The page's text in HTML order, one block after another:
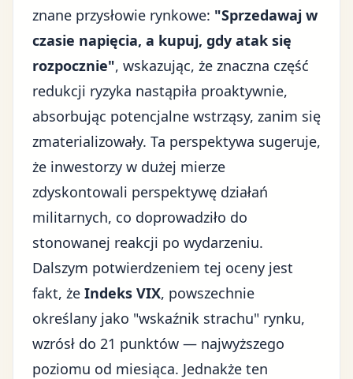
znane przysłowie rynkowe: "Sprzedawaj w
czasie napięcia, a kupuj, gdy atak się
rozpocznie", wskazując, że znaczna część
redukcji ryzyka nastąpiła proaktywnie,
absorbując potencjalne wstrząsy, zanim się
zmaterializowały. Ta perspektywa sugeruje,
że inwestorzy w dużej mierze
zdyskontowali perspektywę działań
militarnych, co doprowadziło do
stonowanej reakcji po wydarzeniu.
Dalszym potwierdzeniem tej oceny jest
fakt, że Indeks VIX, powszechnie
określany jako "wskaźnik strachu" rynku,
wzrósł do 21 punktów — najwyższego
poziomu od miesiąca. Jednakże ten